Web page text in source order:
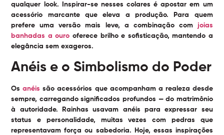
qualquer look. Inspirar-se nesses colares é apostar em um
acessório marcante que eleva a produção. Para quem
prefere uma versão mais leve, a combinação com joias
banhadas a ouro oferece brilho e sofisticação, mantendo a
elegância sem exageros.
Anéis e o Simbolismo do Poder
Osanéis são acessórios que acompanham a realeza desde
sempre, carregando significados profundos — do matrimônio
à autoridade. Rainhas usavam anéis para expressar seu
status e personalidade, muitas vezes com pedras que
representavam força ou sabedoria. Hoje, essas inspirações